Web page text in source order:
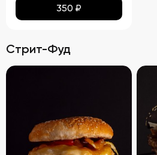
350 ₽
Стрит-Фуд